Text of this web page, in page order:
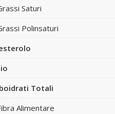
Saturi
Polinsaturi
Totali
Alimentare